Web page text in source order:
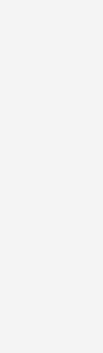
hydraulischen
Heizungsanlagen
fortschrittlichen CAD-
Abgleich, die
können Sie von